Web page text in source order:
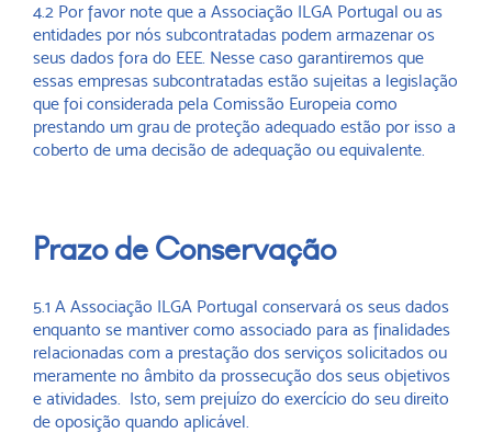
4.2 Por favor note que a Associação ILGA Portugal ou as
entidades por nós subcontratadas podem armazenar os
seus dados fora do EEE. Nesse caso garantiremos que
essas empresas subcontratadas estão sujeitas a legislação
que foi considerada pela Comissão Europeia como
prestando um grau de proteção adequado estão por isso a
coberto de uma decisão de adequação ou equivalente.
Prazo de Conservação
5.1 A Associação ILGA Portugal conservará os seus dados
enquanto se mantiver como associado para as finalidades
relacionadas com a prestação dos serviços solicitados ou
meramente no âmbito da prossecução dos seus objetivos
e atividades. Isto, sem prejuízo do exercício do seu direito
de oposição quando aplicável.